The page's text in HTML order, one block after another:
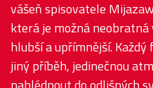
vášeň spisovatele
která je možná
hlubší a upřímnější.
jiný příběh, jedinečnou